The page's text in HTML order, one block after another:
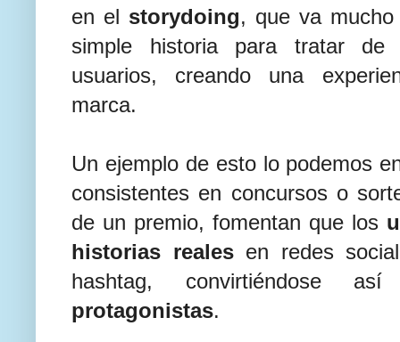
en el storydoing, que va
simple historia para tratar
usuarios, creando una
marca.
Un ejemplo de esto lo podemos
consistentes en concursos o
de un premio, fomentan que los
historias realesen redes
hashtag,
protagonistas.